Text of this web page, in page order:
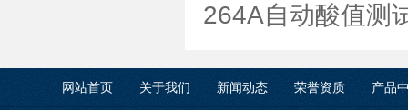
264A自动酸值测
网站首页 关于我们 新闻动态 荣誉资质 产品